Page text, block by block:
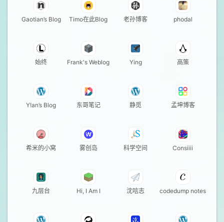
Gaotian’s Blog Timo在此Blog 老孙博客 phodal
始终 Frank's Weblog Ying 高策
Y!an’s Blog 东哥笔记 静觅 孟坤博客
希米的小窝 雾创岛 科学空间 Consiiii
九层台 Hi, I Am I 沈唁志 codedump notes